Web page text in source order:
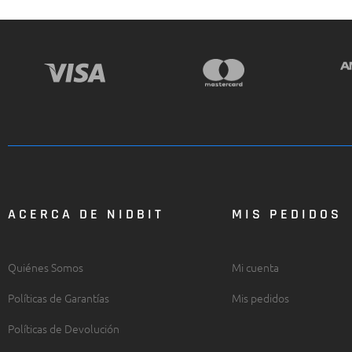
ACERCA DE NIDBIT
Quiénes Somos
Políticas de Garantías
Políticas de Devolución
MIS PEDIDOS
Mi cuenta
Mis pedidos